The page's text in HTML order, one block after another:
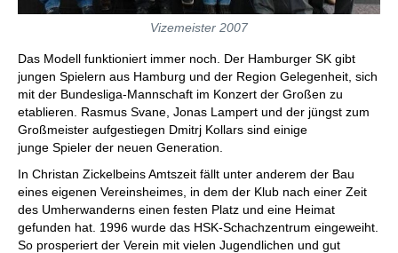
Vizemeister 2007
Das Modell funktioniert immer noch. Der Hamburger SK gibt
jungen Spielern aus Hamburg und der Region Gelegenheit, sich
mit der Bundesliga-Mannschaft im Konzert der Großen zu
etablieren. Rasmus Svane, Jonas Lampert und der jüngst zum
Großmeister aufgestiegen Dmitrj Kollars sind einige
junge Spieler der neuen Generation.
In Christan Zickelbeins Amtszeit fällt unter anderem der Bau
eines eigenen Vereinsheimes, in dem der Klub nach einer Zeit
des Umherwanderns einen festen Platz und eine Heimat
gefunden hat. 1996 wurde das HSK-Schachzentrum eingeweiht.
So prosperiert der Verein mit vielen Jugendlichen und gut